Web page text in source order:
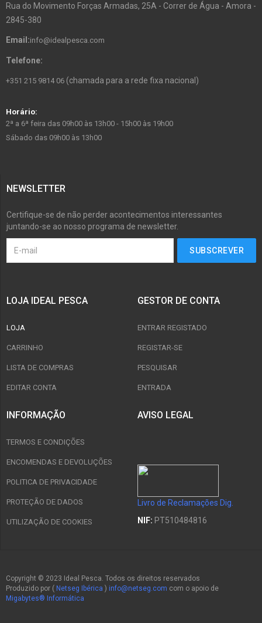
Rua do Movimento Forças Armadas, 25A - Correr de Água - Amora -
2845-380
Email:info@idealpesca.com
Telefone:
+351 215 9814 06 (chamada para a rede fixa nacional)
Horário:
2ª a 6ª feira das 09h00 às 13h00 - 15h00 às 19h00
Sábado das 09h00 às 13h00
NEWSLETTER
Certifique-se de não perder acontecimentos interessantes
juntando-se ao nosso programa de newsletter.
LOJA IDEAL PESCA
LOJA
CARRINHO
LISTA DE COMPRAS
EDITAR CONTA
GESTOR DE CONTA
ENTRAR REGISTADO
REGISTAR-SE
PESQUISAR
ENTRADA
INFORMAÇÃO
TERMOS E CONDIÇÕES
ENCOMENDAS E DEVOLUÇÕES
POLITICA DE PRIVACIDADE
PROTEÇÃO DE DADOS
UTILIZAÇÃO DE COOKIES
AVISO LEGAL
Livro de Reclamações Dig.
NIF: PT510484816
Copyright © 2023 Ideal Pesca. Todos os direitos reservados
Produzido por ( Netseg Ibérica ) info@netseg.com com o apoio de
Migabytes® Informática